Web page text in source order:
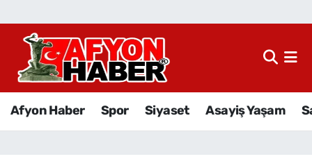
Afyon Haber Spor Siyaset Asayiş Yaşam
Afyon Haber